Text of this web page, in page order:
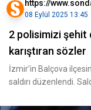
https://
08 Eylül 2025 13:45
2 polisimizi şehit
karıştıran sözler
İzmir'in Balçova
saldırı düzenlendi.